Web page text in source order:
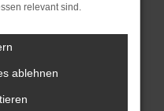
Schritte versucht
Wir werden
beheben. Du kannst
uns bei der
relevant sind.
ablehnen